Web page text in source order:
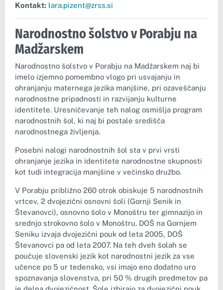
Kontakt: lara.pizent@zrss.si
Narodnostno šolstvo v Porabju na
Madžarskem
Narodnostno šolstvo v Porabju na Madžarskem naj bi
imelo izjemno pomembno vlogo pri usvajanju in
ohranjanju maternega jezika manjšine, pri ozaveščanju
narodnostne pripadnosti in razvijanju kulturne
identitete. Uresničevanje teh nalog osmišlja program
narodnostnih šol, ki naj bi postale središča
narodnostnega življenja.
Posebni nalogi narodnostnih šol sta v prvi vrsti
ohranjanje jezika in identitete narodnostne skupnosti
kot tudi integracija manjšine v večinsko družbo.
V Porabju približno 260 otrok obiskuje 5 narodnostnih
vrtcev, 2 dvojezični osnovni šoli (Gornji Senik in
Števanovci), osnovno šolo v Monoštru ter gimnazijo in
srednjo strokovno šolo v Monoštru. DOŠ na Gornjem
Seniku izvaja dvojezični pouk od leta 2005, DOŠ
Števanovci pa od leta 2007. Na teh dveh šolah se
poučuje slovenski jezik kot narodnostni jezik za vse
učence po 5 ur tedensko, vsi imajo eno dodatno uro
spoznavanja slovenstva, pri 50 % drugih predmetov pa